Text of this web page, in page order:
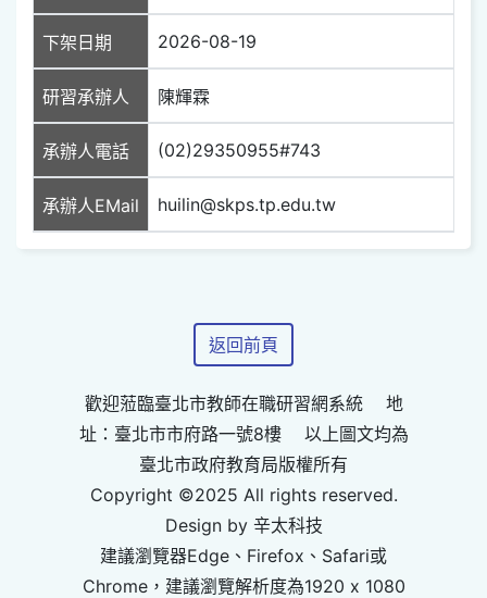
下架日期 2026-08-19
研習承辦人 陳輝霖
承辦人電話 (02)29350955#743
承辦人EMail huilin@skps.tp.edu.tw
返回前頁
歡迎蒞臨臺北市教師在職研習網系統 地
址：臺北市市府路一號8樓 以上圖文均為
臺北市政府教育局版權所有
Copyright ©2025 All rights reserved.
Design by 辛太科技
建議瀏覽器Edge、Firefox、Safari或
Chrome，建議瀏覽解析度為1920 x 1080